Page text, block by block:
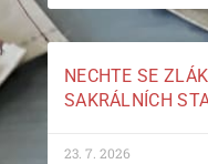
NECHTE SE
SAKRÁLNÍCH
23. 7. 2026